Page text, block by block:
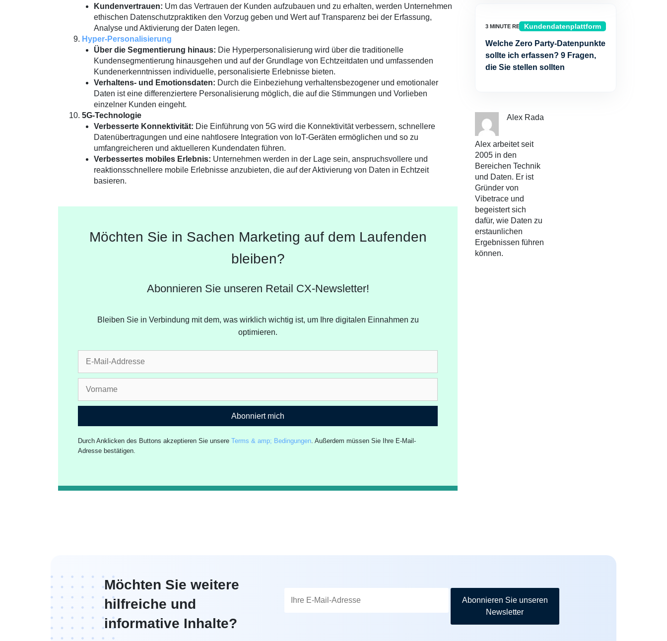
Kundenvertrauen: Um das Vertrauen der Kunden aufzubauen und zu erhalten, werden Unternehmen
ethischen Datenschutzpraktiken den Vorzug geben und Wert auf Transparenz bei der Erfassung,
Analyse und Aktivierung der Daten legen.
Hyper-Personalisierung
Über die Segmentierung hinaus: Die Hyperpersonalisierung wird über die traditionelle
Kundensegmentierung hinausgehen und auf der Grundlage von Echtzeitdaten und umfassenden
Kundenerkenntnissen individuelle, personalisierte Erlebnisse bieten.
Verhaltens- und Emotionsdaten: Durch die Einbeziehung verhaltensbezogener und emotionaler
Daten ist eine differenziertere Personalisierung möglich, die auf die Stimmungen und Vorlieben
einzelner Kunden eingeht.
5G-Technologie
Verbesserte Konnektivität: Die Einführung von 5G wird die Konnektivität verbessern, schnellere
Datenübertragungen und eine nahtlosere Integration von IoT-Geräten ermöglichen und so zu
umfangreicheren und aktuelleren Kundendaten führen.
Verbessertes mobiles Erlebnis: Unternehmen werden in der Lage sein, anspruchsvollere und
reaktionsschnellere mobile Erlebnisse anzubieten, die auf der Aktivierung von Daten in Echtzeit
basieren.
Möchten Sie in Sachen Marketing auf dem Laufenden
bleiben?
Abonnieren Sie unseren Retail CX-Newsletter!
Bleiben Sie in Verbindung mit dem, was wirklich wichtig ist, um Ihre digitalen Einnahmen zu
optimieren.
Abonniert mich
Durch Anklicken des Buttons akzeptieren Sie unsereTerms & amp; Bedingungen. Außerdem müssen Sie Ihre E-Mail-
Adresse bestätigen.
Kundendatenplattform
Welche Zero Party-Datenpunkte
sollte ich erfassen? 9 Fragen,
die Sie stellen sollten
Alex Rada
Alex arbeitet seit
2005 in den
Bereichen Technik
und Daten. Er ist
Gründer von
Vibetrace und
begeistert sich
dafür, wie Daten zu
erstaunlichen
Ergebnissen führen
können.
Möchten Sie weitere
hilfreiche und
informative Inhalte?
Abonnieren Sie unseren
Newsletter